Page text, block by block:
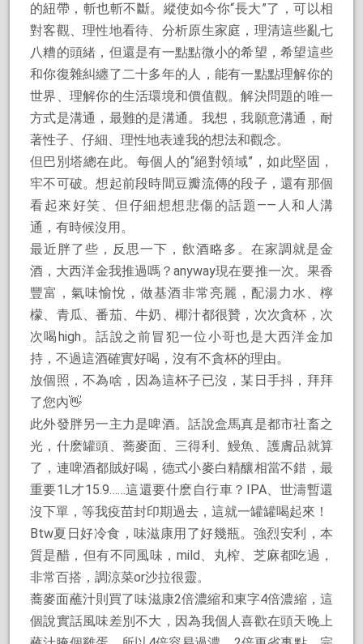
的紐帶，斬也斬不斷。縱使如今你“長大”了，可以相
對客觀、理性地看待、分析原生家庭，理清這些亂七
八糟的頭緒，但還是有一點點微小的希望，希望這些
和你復雜糾纏了二十多年的人，能有一點點理解你的
世界、理解你的生活環境和價值觀。解決問題的唯一
方式是溝通，最難的是溝通。我想，我願意溝通，耐
著性子、仔細、理性地表達我的想法和觀念。
但巴別塔總在此。每個人的“絕對領域”，如此堅固，
牢不可破。想起前段時間豆瓣流傳的段子，還有那個
看起來好笑、但仔細想想悲傷的話題——人和人溝
通，有時候沒用。
最近胖了些，反思一下，飲酒略多。在家調就是金
酒，大西洋金我推過嗎？anyway現在要推一次。果香
豐富，氣味愉悅，做基酒非常亮麗，配湯力水、檸
檬、青瓜、番茄、牛奶、椰汁都很贊，次次貪杯，次
次喝high。話說之前冒犯一位小哥也是大西洋金加
持，不過這酒確實好喝，沒有不貪杯的理由。
放個照，不為啥，因為這杯子已沒，某日手抖，拜拜
了您內👋
此外發胖另一主力是啤酒。話說盒馬真是都市社畜之
光，什麽罐頭、蕎麥面、三得利、鰻魚、護膚品就算
了，連啤酒都賊好喝，德式小麥白精釀相當不錯，最
重要1L才15.9……這還要什麽自行車？IPA、世濤暫還
沒下單，等我疫苗封印期過去，這就一罐罐喝起來！
Btw夏日好冷食，味滋康用了好幾瓶。強烈安利，本
質是醋，但有不同風味，mild、丸榨、芝麻都吃過，
非常百搭，調涼菜or沙拉很靈。
蕎麥面蘸汁則買了味滋康2倍濃縮和東字4倍濃縮，這
個說實話風味差別不大，因為我個人喜歡在頭天晚上